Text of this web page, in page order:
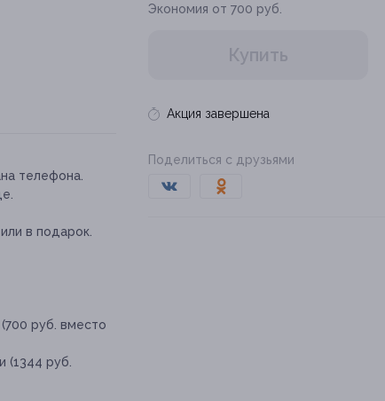
Экономия от 700 руб.
Купить
Акция завершена
Поделиться с друзьями
телефона.
в подарок.
руб. вместо
(1344 руб.